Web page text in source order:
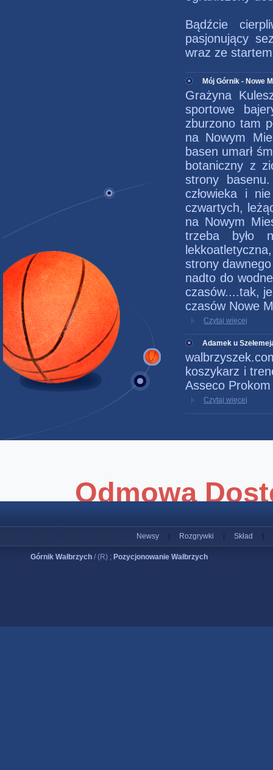
Bądźcie
pasjonujący
wraz ze
Mój Górnik - Nowe
Grażyna
sportowe
zburzono tam
na Nowym
basen umarł
botaniczny z
strony
człowieka i
czwartych,
na Nowym
trzeba było
strony
nadto do
czasów....tak,
czasów Nowe
Czytaj więcej
Adamek u
koszykarz i
Asseco
Czytaj więcej
Newsy Rozgrywki Skład
Górnik Wałbrzych / (R) ; Pozycjonowanie Wałbrzych